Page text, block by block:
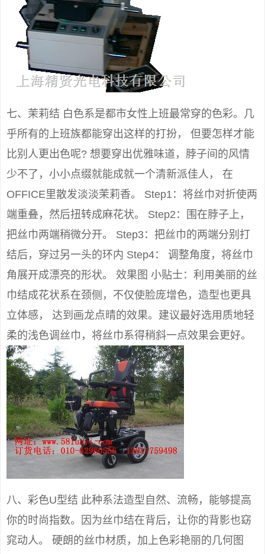
七、茉莉结 白色系是都市女性上班最常穿的色彩。几
乎所有的上班族都能穿出这样的打扮， 但要怎样才能
比别人更出色呢? 想要穿出优雅味道，脖子间的风情
少不了，小小点缀就能成就一个清新派佳人， 在
OFFICE里散发淡淡茉莉香。 Step1：将丝巾对折使两
端重叠，然后扭转成麻花状。 Step2：围在脖子上，
把丝巾两端稍微分开。 Step3：把丝巾的两端分别打
结后，穿过另一头的环内 Step4： 调整角度，将丝巾
角展开成漂亮的形状。 效果图 小贴士：利用美丽的丝
巾结成花状系在颈侧，不仅使脸庞增色，造型也更具
立体感， 达到画龙点晴的效果。建议最好选用质地轻
柔的浅色调丝巾，将丝巾系得稍斜一点效果会更好。
八、彩色U型结 此种系法造型自然、流畅，能够提高
你的时尚指数。因为丝巾结在背后，让你的背影也窈
窕动人。 硬朗的丝巾材质，加上色彩艳丽的几何图